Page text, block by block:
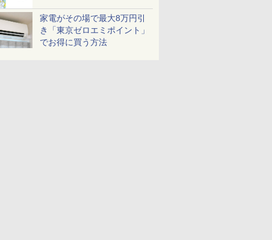
家電がその場で最大8万円引
き「東京ゼロエミポイント」
でお得に買う方法